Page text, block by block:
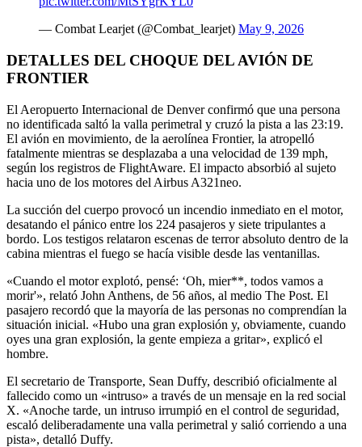
— Combat Learjet (@Combat_learjet) May 9, 2026
DETALLES DEL CHOQUE DEL AVIÓN DE
FRONTIER
El Aeropuerto Internacional de Denver confirmó que una persona
no identificada saltó la valla perimetral y cruzó la pista a las 23:19.
El avión en movimiento, de la aerolínea Frontier, la atropelló
fatalmente mientras se desplazaba a una velocidad de 139 mph,
según los registros de FlightAware. El impacto absorbió al sujeto
hacia uno de los motores del Airbus A321neo.
La succión del cuerpo provocó un incendio inmediato en el motor,
desatando el pánico entre los 224 pasajeros y siete tripulantes a
bordo. Los testigos relataron escenas de terror absoluto dentro de la
cabina mientras el fuego se hacía visible desde las ventanillas.
«Cuando el motor explotó, pensé: ‘Oh, mier**, todos vamos a
morir'», relató John Anthens, de 56 años, al medio The Post. El
pasajero recordó que la mayoría de las personas no comprendían la
situación inicial. «Hubo una gran explosión y, obviamente, cuando
oyes una gran explosión, la gente empieza a gritar», explicó el
hombre.
El secretario de Transporte, Sean Duffy, describió oficialmente al
fallecido como un «intruso» a través de un mensaje en la red social
X. «Anoche tarde, un intruso irrumpió en el control de seguridad,
escaló deliberadamente una valla perimetral y salió corriendo a una
pista», detalló Duffy.